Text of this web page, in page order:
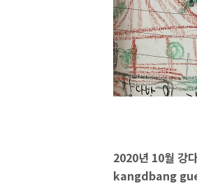
2020년 10월 강
kangdbang